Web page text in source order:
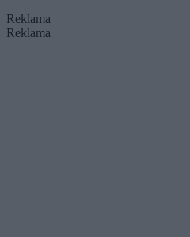
Reklama
Reklama